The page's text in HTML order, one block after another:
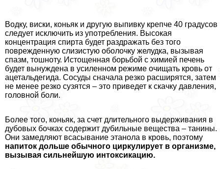
Водку, виски, коньяк и другую выпивку крепче 40 градусов
следует исключить из употрeбления. Высокая
концентрация спирта будет раздражать без того
поврежденную слизистую оболочку желудка, вызывая
спазм, тошноту. Истощенная борьбой с химией печень
будет вынуждена в усиленном режиме очищать кровь от
ацетальдегида. Сосуды сначала резко расширятся, затем
не менее резко сузятся – это приведет к скачку давления,
головной боли.
Более того, коньяк, за счет длительного выдерживания в
дубовых бочках содержит дубильные вещества – танины.
Они замедляют всасывание этанола в кровь, поэтому
напиток дольше обычного циркулирует в организме,
вызывая сильнейшую интоксикацию.